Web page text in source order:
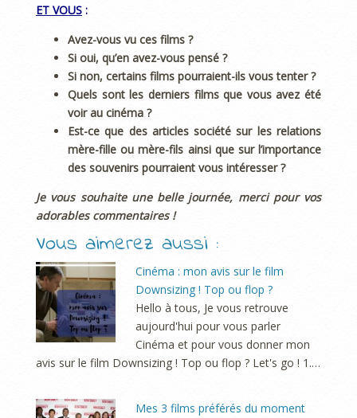
ET VOUS :
Avez-vous vu ces films ?
Si oui, qu’en avez-vous pensé ?
Si non, certains films pourraient-ils vous tenter ?
Quels sont les derniers films que vous avez été
voir au cinéma ?
Est-ce que des articles société sur les relations
mère-fille ou mère-fils ainsi que sur l’importance
des souvenirs pourraient vous intéresser ?
Je vous souhaite une belle journée, merci pour vos
adorables commentaires !
Vous aimerez aussi :
Cinéma : mon avis sur le film
Downsizing ! Top ou flop ?
Hello à tous, Je vous retrouve
aujourd'hui pour vous parler
Cinéma et pour vous donner mon
avis sur le film Downsizing ! Top ou flop ? Let's go ! 1.…
Mes 3 films préférés du moment